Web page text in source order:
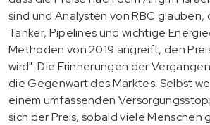
sind und Analysten von RBC glauben,
Tanker, Pipelines und wichtige
Methoden von 2019 angreift, den
wird". Die Erinnerungen der
die Gegenwart des Marktes. Selbst
einem umfassenden
sich der Preis, sobald viele Menschen